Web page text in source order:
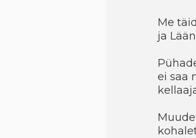
Me
ja
ei saa